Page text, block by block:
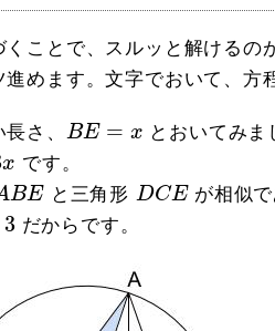
くことで、スルッと解けるの
めます。文字でおいて、方
さ、 BE = x
BE=
とおいてみま
x です。
BE
A BE と三角形 DCE
DCE が相似で
3だからです。